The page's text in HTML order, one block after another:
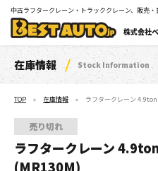
中古ラフタークレーン・トラッククレーン、販売
株式会社
在庫情報 Stock Information
TOP 在庫情報 ラフタークレーン
売り切れ
ラフタークレーン
(MR130M)